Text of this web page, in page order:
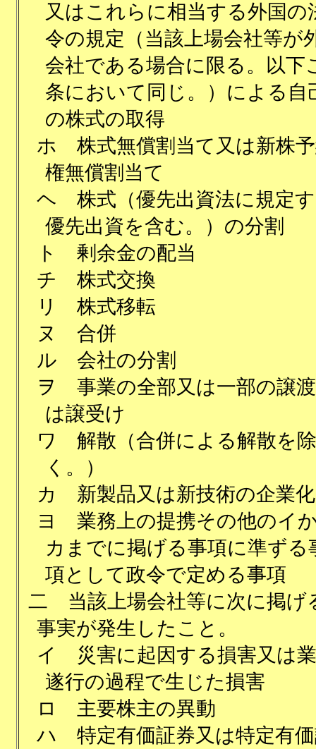
又はこれらに相当する外国の
令の規定（当該上場会社等が
会社である場合に限る。以下
条において同じ。）による自
の株式の取得
ホ
株式無償割当て又は新株
権無償割当て
ヘ
株式（優先出資法に規定
優先出資を含む。）の分割
ト
剰余金の配当
チ
株式交換
リ
株式移転
ヌ
合併
ル
会社の分割
ヲ
事業の全部又は一部の譲
は譲受け
ワ
解散（合併による解散を除
く。）
カ
新製品又は新技術の企業化
ヨ
業務上の提携その他のイ
カまでに掲げる事項に準ずる
項として政令で定める事項
二
当該上場会社等に次に掲げ
事実が発生したこと。
イ
災害に起因する損害又は
遂行の過程で生じた損害
ロ
主要株主の異動
ハ
特定有価証券又は特定有